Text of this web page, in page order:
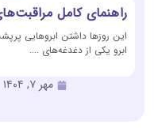
راهنمای کامل
این روزها داشتن ابروهایی
ابرو یکی از دغدغه‌های ....
مهر ۷, ۱۴۰۴